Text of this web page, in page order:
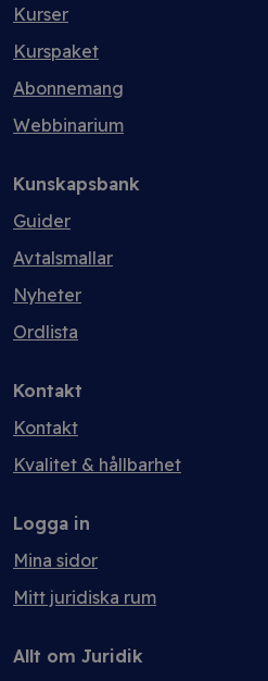
Kurser
Kurspaket
Abonnemang
Webbinarium
Kunskapsbank
Guider
Avtalsmallar
Nyheter
Ordlista
Kontakt
Kontakt
Kvalitet & hållbarhet
Logga in
Mina sidor
Mitt juridiska rum
Allt om Juridik